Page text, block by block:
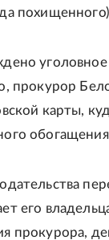
прокурор
карты,
его
прокурора,